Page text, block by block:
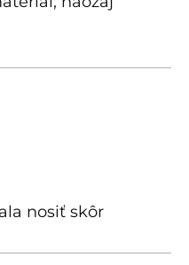
z 5 hviezdičiek
nosiť skôr